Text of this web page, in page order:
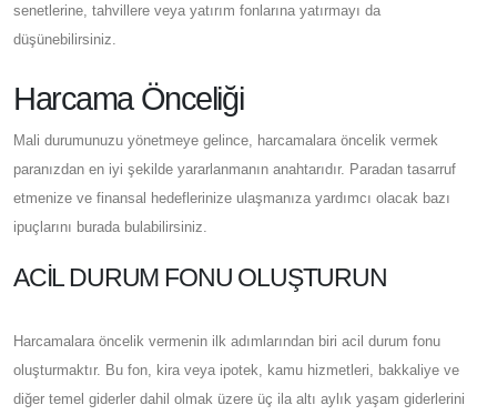
senetlerine, tahvillere veya yatırım fonlarına yatırmayı da
düşünebilirsiniz.
Harcama Önceliği
Mali durumunuzu yönetmeye gelince, harcamalara öncelik vermek
paranızdan en iyi şekilde yararlanmanın anahtarıdır. Paradan tasarruf
etmenize ve finansal hedeflerinize ulaşmanıza yardımcı olacak bazı
ipuçlarını burada bulabilirsiniz.
ACIL DURUM FONU OLUŞTURUN
Harcamalara öncelik vermenin ilk adımlarından biri acil durum fonu
oluşturmaktır. Bu fon, kira veya ipotek, kamu hizmetleri, bakkaliye ve
diğer temel giderler dahil olmak üzere üç ila altı aylık yaşam giderlerini